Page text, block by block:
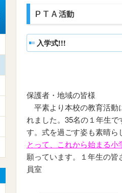
入学式!!!
保護者・地域の皆様
平素より本校の教育活動
れました。35名の１年生で
す。式を過ごす姿も素晴
とって、これから始まる
願っています。１年生の
員室